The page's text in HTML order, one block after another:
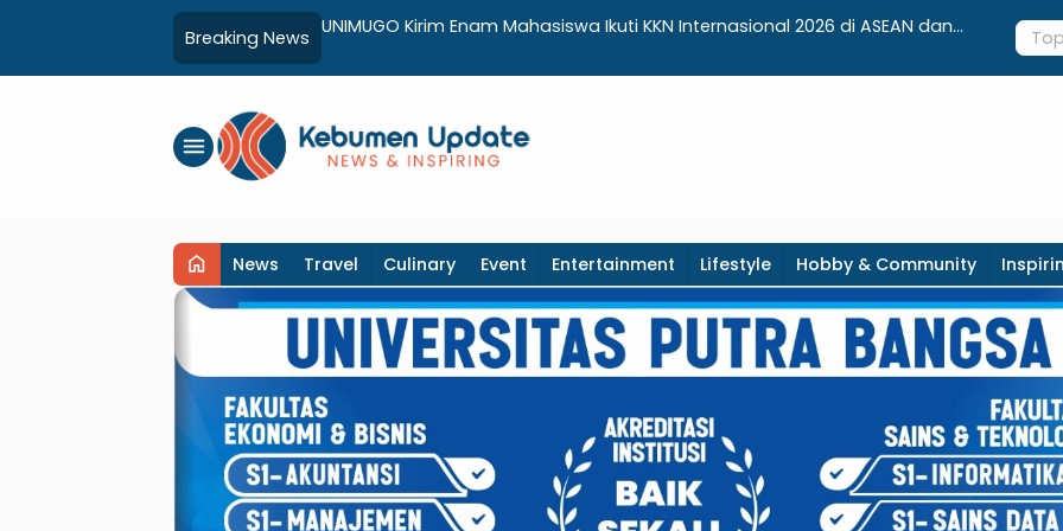
Breaking News
Sekolah Rakyat Kebumen
UNIMUGO Kirim Enam Mahasiswa Ikuti KKN Internasional 2026 di ASEAN dan
Dari
Pameran
menu
home News Travel Culinary Event Entertainment Lifestyle Hobby & Community